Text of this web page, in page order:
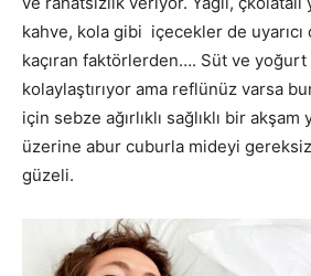
kahve, kola gibi içecekler de uyarıcı
kaçıran faktörlerden…. Süt ve yoğurt
kolaylaştırıyor ama reflünüz varsa
için sebze ağırlıklı sağlıklı bir
üzerine abur cuburla mideyi
güzeli.